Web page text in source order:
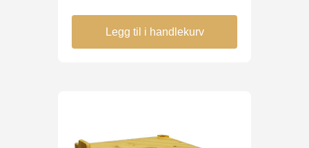
Legg til i handlekurv